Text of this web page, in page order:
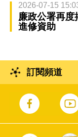
2026-07-15
廉政公署再
進修資助
訂閱頻道